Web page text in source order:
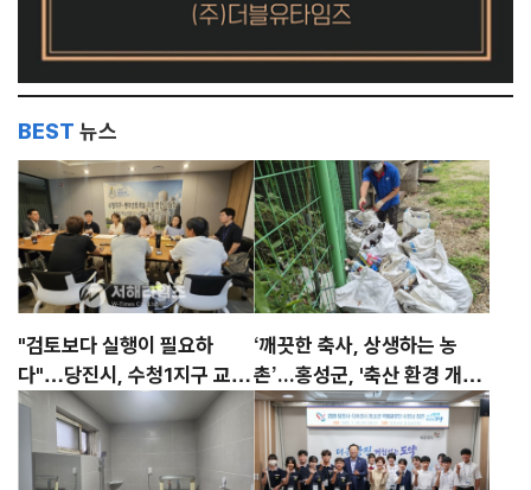
BEST 뉴스
"검토보다 실행이 필요하
다"…당진시, 수청1지구 교육
환경 개선 촉구
‘깨끗한 축사, 상생하는 농
촌’...홍성군, '축산 환경 개선
의 날' 시범 운영 성료